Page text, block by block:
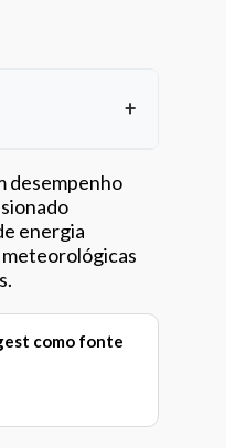
0:00/
desempenho
energia
como fonte